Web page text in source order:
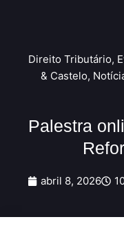
Direito Tributário,
& Castelo,
Palestra
abril 8, 2026